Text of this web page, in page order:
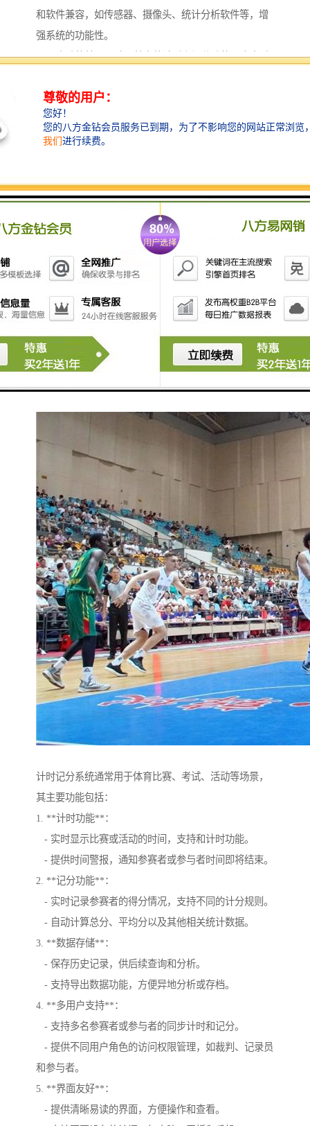
和软件兼容，如传感器、摄像头、统计分析软件等，增
强系统的功能性。
5. **多功能性**：除了基本的计时和记分功能，许多系
至允许自定义设置。
6. **数据存储和分析**：系统能够记录比赛的历史数
据，便于后期的分析和回顾，包括参与者的表现、平均
7. **便捷性**：用户界面设计通常较为友好，操作简
单，方便用户快速上手和使用。
8. **适用范围广**：计时记分系统适用于多种场合，如
体育比赛、电子游戏、测试评估等，具有广泛的应用前
景。
用，提高了比赛的组织效率和观赏体验。
计时记分系统通常用于体育比赛、考试、活动等场景，
其主要功能包括：
1. **计时功能**：
- 实时显示比赛或活动的时间，支持和计时功能。
- 提供时间警报，通知参赛者或参与者时间即将结束。
2. **记分功能**：
- 实时记录参赛者的得分情况，支持不同的计分规则。
- 自动计算总分、平均分以及其他相关统计数据。
3. **数据存储**：
- 保存历史记录，供后续查询和分析。
- 支持导出数据功能，方便异地分析或存档。
4. **多用户支持**：
- 支持多名参赛者或参与者的同步计时和记分。
- 提供不同用户角色的访问权限管理，如裁判、记录员
和参与者。
5. **界面友好**：
- 提供清晰易读的界面，方便操作和查看。